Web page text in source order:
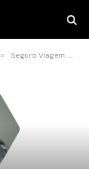
» Seguro Viagem: Mitos e Verdades